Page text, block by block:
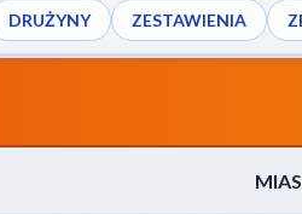
DRUŻYNY ZESTAWIENIA
jak odwiedzający korzystają z
Zapisz preferencje